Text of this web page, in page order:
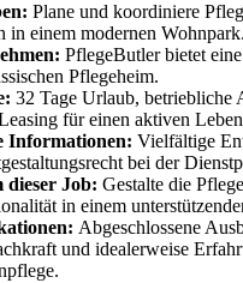
Plane und koordiniere
in einem modernen Wohnpark.
PflegeButler bietet
Pflegeheim.
32 Tage Urlaub, betriebliche
für einen aktiven
Informationen: Vielfältige
bei der
dieser Job: Gestalte die
in einem
Abgeschlossene
und idealerweise